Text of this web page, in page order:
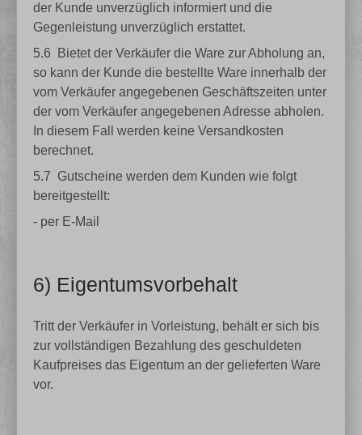
der Kunde unverzüglich informiert und die
Gegenleistung unverzüglich erstattet.
5.6
Bietet der Verkäufer die Ware zur Abholung an,
so kann der Kunde die bestellte Ware innerhalb der
vom Verkäufer angegebenen Geschäftszeiten unter
der vom Verkäufer angegebenen Adresse abholen.
In diesem Fall werden keine Versandkosten
berechnet.
5.7 Gutscheine werden dem Kunden wie folgt
bereitgestellt:
- per E-Mail
6) Eigentumsvorbehalt
Tritt der Verkäufer in Vorleistung, behält er sich bis
zur vollständigen Bezahlung des geschuldeten
Kaufpreises das Eigentum an der gelieferten Ware
vor.